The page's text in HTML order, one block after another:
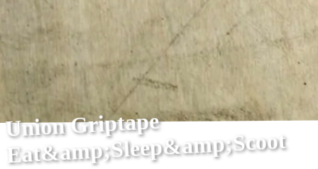
Union Griptape
Eat&amp;Sleep&amp;Scoot